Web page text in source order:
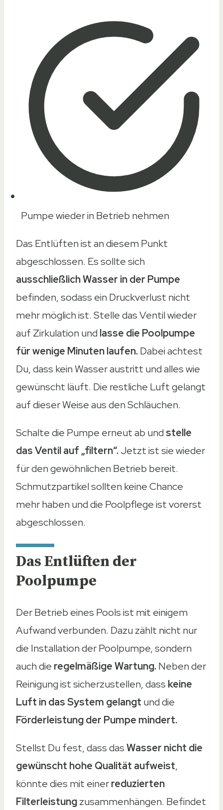
Pumpe wieder in Betrieb nehmen
Das Entlüften ist an diesem Punkt
abgeschlossen. Es sollte sich
ausschließlich Wasser in der Pumpe
befinden, sodass ein Druckverlust nicht
mehr möglich ist. Stelle das Ventil wieder
auf Zirkulation undlasse die Poolpumpe
für wenige Minuten laufen.Dabei achtest
Du, dass kein Wasser austritt und alles wie
gewünscht läuft. Die restliche Luft gelangt
auf dieser Weise aus den Schläuchen.
Schalte die Pumpe erneut ab undstelle
das Ventil auf „filtern“.Jetzt ist sie wieder
für den gewöhnlichen Betrieb bereit.
Schmutzpartikel sollten keine Chance
mehr haben und die Poolpflege ist vorerst
abgeschlossen.
Das Entlüften der
Poolpumpe
Der Betrieb eines Pools ist mit einigem
Aufwand verbunden. Dazu zählt nicht nur
die Installation der Poolpumpe, sondern
auch die regelmäßige Wartung.Neben der
Reinigung ist sicherzustellen, dass keine
Luft in das System gelangt und die
Förderleistung der Pumpe mindert.
Stellst Du fest, dass dasWasser nicht die
gewünscht hohe Qualität aufweist,
könnte dies mit einerreduzierten
Filterleistungzusammenhängen. Befindet